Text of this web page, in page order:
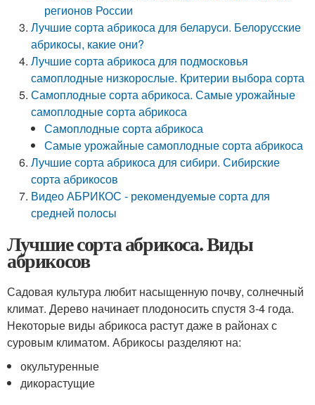
регионов России
Лучшие сорта абрикоса для беларуси. Белорусские
абрикосы, какие они?
Лучшие сорта абрикоса для подмосковья
самоплодные низкорослые. Критерии выбора сорта
Самоплодные сорта абрикоса. Самые урожайные
самоплодные сорта абрикоса
Самоплодные сорта абрикоса
Самые урожайные самоплодные сорта абрикоса
Лучшие сорта абрикоса для сибири. Сибирские
сорта абрикосов
Видео АБРИКОС - рекомендуемые сорта для
средней полосы
Лучшие сорта абрикоса. Виды
абрикосов
Садовая культура любит насыщенную почву, солнечный
климат. Дерево начинает плодоносить спустя 3-4 года.
Некоторые виды абрикоса растут даже в районах с
суровым климатом. Абрикосы разделяют на:
окультуренные
дикорастущие